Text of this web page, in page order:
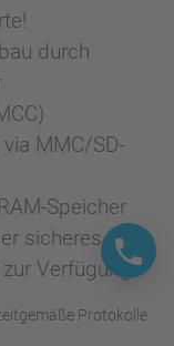
durch
MMC/SD-
Speicher
sicheres
Verfügung
Protokolle